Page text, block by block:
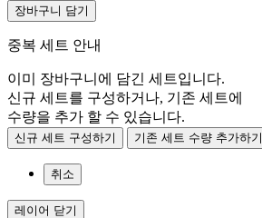
장바구니 담기
중복 세트 안내
이미 장바구니에 담긴 세트입니다.
신규 세트를 구성하거나, 기존 세트에
수량을 추가 할 수 있습니다.
신규 세트 구성하기 기존 세트 수량 추가하기
취소
레이어 닫기